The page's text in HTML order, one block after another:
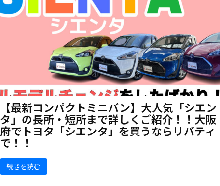
【最新コンパクトミニバン】大人気「シエン
タ」の長所・短所まで詳しくご紹介！！大阪
府でトヨタ「シエンタ」を買うならリバティ
で！！
続きを読む